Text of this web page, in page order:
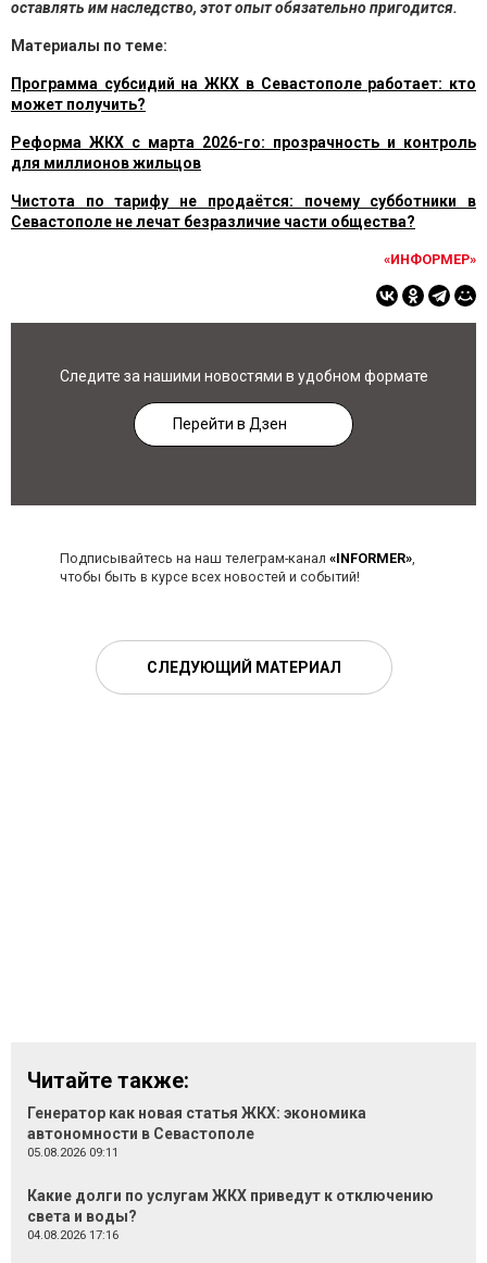
оставлять им наследство, этот опыт обязательно пригодится.
Материалы по теме:
Программа субсидий на ЖКХ в Севастополе работает: кто
может получить?
Реформа ЖКХ с марта 2026-го: прозрачность и контроль
для миллионов жильцов
Чистота по тарифу не продаётся: почему субботники в
Севастополе не лечат безразличие части общества?
«ИНФОРМЕР»
Следите за нашими новостями в удобном формате
Перейти в Дзен
Подписывайтесь на наш телеграм-канал «INFORMER»,
чтобы быть в курсе всех новостей и событий!
СЛЕДУЮЩИЙ МАТЕРИАЛ
Читайте также:
Генератор как новая статья ЖКХ: экономика
автономности в Севастополе
05.08.2026 09:11
Какие долги по услугам ЖКХ приведут к отключению
света и воды?
04.08.2026 17:16